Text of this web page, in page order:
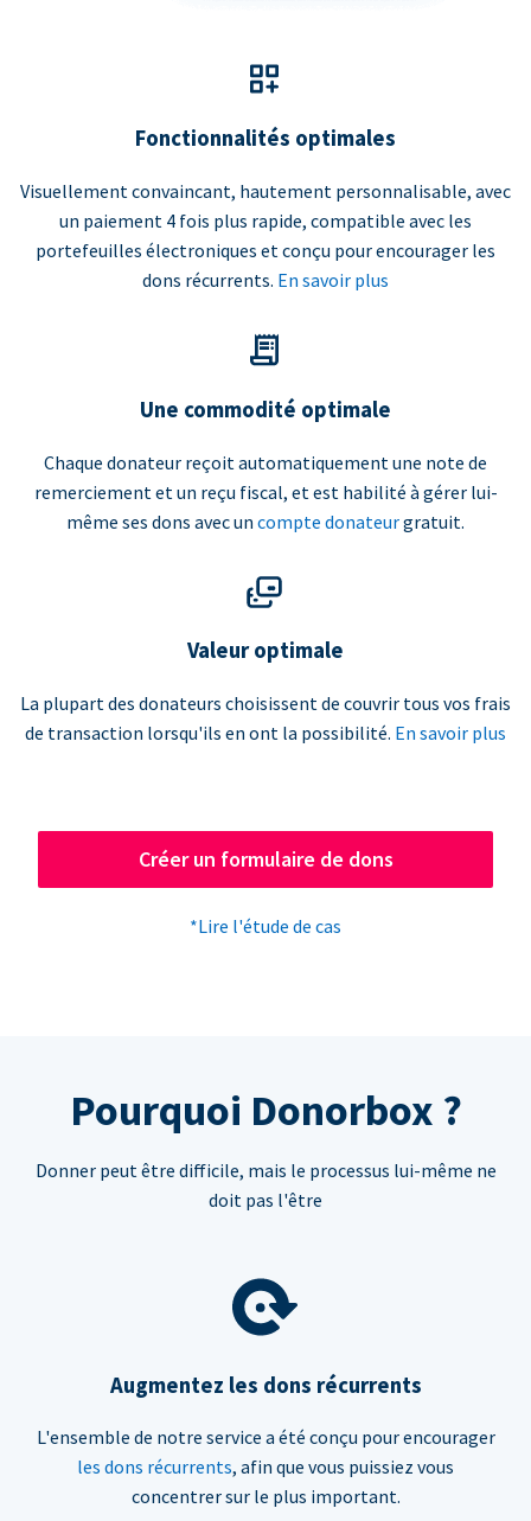
Fonctionnalités optimales
Visuellement convaincant, hautement personnalisable, avec
un paiement 4 fois plus rapide, compatible avec les
portefeuilles électroniques et conçu pour encourager les
dons récurrents. En savoir plus
Une commodité optimale
Chaque donateur reçoit automatiquement une note de
remerciement et un reçu fiscal, et est habilité à gérer lui-
même ses dons avec un compte donateurgratuit.
Valeur optimale
La plupart des donateurs choisissent de couvrir tous vos frais
de transaction lorsqu'ils en ont la possibilité. En savoir plus
Créer un formulaire de dons
*Lire l'étude de cas
Pourquoi Donorbox ?
Donner peut être difficile, mais le processus lui-même ne
doit pas l'être
Augmentez les dons récurrents
L'ensemble de notre service a été conçu pour encourager
les dons récurrents, afin que vous puissiez vous
concentrer sur le plus important.